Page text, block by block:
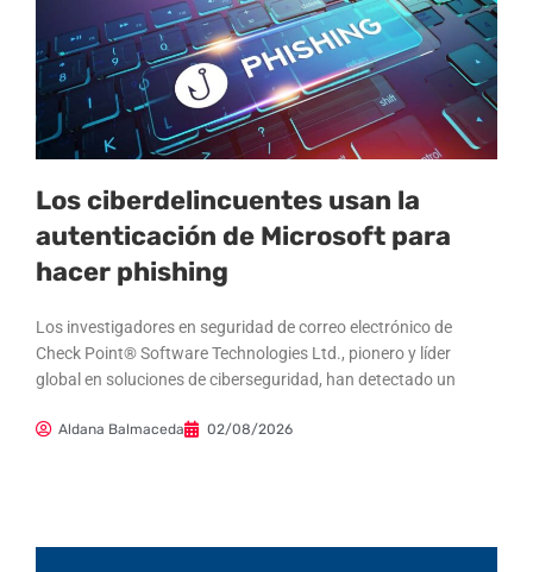
Los ciberdelincuentes usan la
autenticación de Microsoft para
hacer phishing
Los investigadores en seguridad de correo electrónico de
Check Point® Software Technologies Ltd., pionero y líder
global en soluciones de ciberseguridad, han detectado un
Aldana Balmaceda 02/08/2026